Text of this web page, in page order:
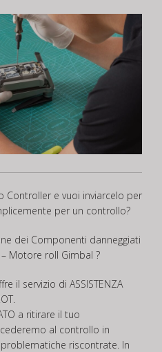
e vuoi inviarcelo per
per un controllo?
dei Componenti danneggiati
Motore roll Gimbal ?
il servizio di ASSISTENZA
a ritirare il tuo
al controllo in
riscontrate. In